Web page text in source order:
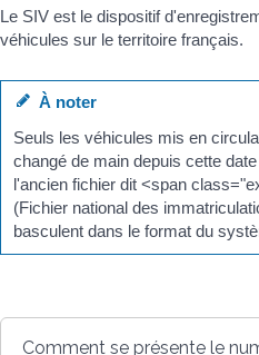
Le SIV est le dispositif
véhicules sur le territoire français.
À noter
Seuls les véhicules mis en
changé de main depuis cette
l'ancien fichier dit <span
(Fichier national des
basculent dans le format du
Comment se présente le